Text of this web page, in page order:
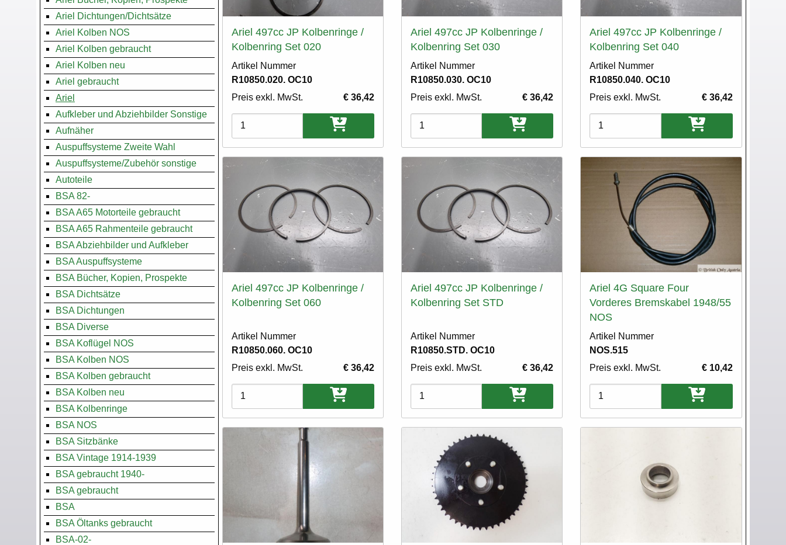
Ariel 497cc JP Kolbenringe /
Kolbenring Set 020
Artikel Nummer
R10850.020. OC10
Preis exkl. MwSt.
€ 36,42
Varianten
Ariel 497cc JP Kolbenringe /
Kolbenring Set 030
Artikel Nummer
R10850.030. OC10
Preis exkl. MwSt.
€ 36,42
Varianten
Ariel 497cc JP Kolbenringe /
Kolbenring Set 040
Artikel Nummer
R10850.040. OC10
Preis exkl. MwSt.
€ 36,42
Varianten
Ariel 497cc JP Kolbenringe /
Kolbenring Set 060
Artikel Nummer
R10850.060. OC10
Preis exkl. MwSt.
€ 36,42
Varianten
Ariel 497cc JP Kolbenringe /
Kolbenring Set STD
Artikel Nummer
R10850.STD. OC10
Preis exkl. MwSt.
€ 36,42
Varianten
Ariel 4G Square Four
Vorderes Bremskabel 1948/55
NOS
Artikel Nummer
NOS.515
Preis exkl. MwSt.
€ 10,42
Varianten
Ariel Dichtungen/Dichtsätze
Ariel Kolben NOS
Ariel Kolben gebraucht
Ariel Kolben neu
Ariel gebraucht
Ariel
Aufkleber und Abziehbilder Sonstige
Aufnäher
Auspuffsysteme Zweite Wahl
Auspuffsysteme/Zubehör sonstige
Autoteile
BSA 82-
BSA A65 Motorteile gebraucht
BSA A65 Rahmenteile gebraucht
BSA Abziehbilder und Aufkleber
BSA Auspuffsysteme
BSA Bücher, Kopien, Prospekte
BSA Dichtsätze
BSA Dichtungen
BSA Diverse
BSA Koflügel NOS
BSA Kolben NOS
BSA Kolben gebraucht
BSA Kolben neu
BSA Kolbenringe
BSA NOS
BSA Sitzbänke
BSA Vintage 1914-1939
BSA gebraucht 1940-
BSA gebraucht
BSA
BSA Öltanks gebraucht
BSA-02-